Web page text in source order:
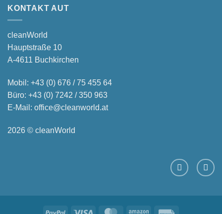
KONTAKT AUT
cleanWorld
Hauptstraße 10
A-4611 Buchkirchen
Mobil: +43 (0) 676 / 75 455 64
Büro: +43 (0) 7242 / 350 963
E-Mail: office@cleanworld.at
2026 © cleanWorld
PayPal Visa MasterCardAmazon